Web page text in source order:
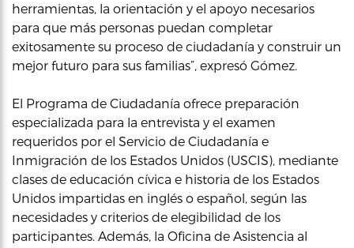
herramientas, la orientación y el apoyo necesarios
para que más personas puedan completar
exitosamente su proceso de ciudadanía y construir un
mejor futuro para sus familias”, expresó Gómez.
El Programa de Ciudadanía ofrece preparación
especializada para la entrevista y el examen
requeridos por el Servicio de Ciudadanía e
Inmigración de los Estados Unidos (USCIS), mediante
clases de educación cívica e historia de los Estados
Unidos impartidas en inglés o español, según las
necesidades y criterios de elegibilidad de los
participantes. Además, la Oficina de Asistencia al